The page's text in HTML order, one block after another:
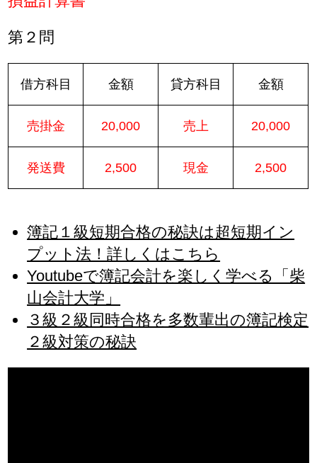
第２問
借方科目 金額 貸方科目 金額
売掛金 20,000 売上 20,000
発送費 2,500 現金 2,500
簿記１級短期合格の秘訣は超短期イン
プット法！詳しくはこちら
Youtubeで簿記会計を楽しく学べる「柴
山会計大学」
３級２級同時合格を多数輩出の簿記検定
２級対策の秘訣